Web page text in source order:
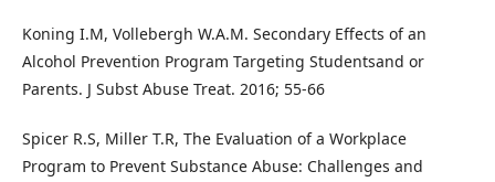
Koning I.M, Vollebergh W.A.M. Secondary Effects of an
Alcohol Prevention Program Targeting Studentsand or
Parents. J Subst Abuse Treat. 2016; 55-66
Spicer R.S, Miller T.R, The Evaluation of a Workplace
Program to Prevent Substance Abuse: Challenges and